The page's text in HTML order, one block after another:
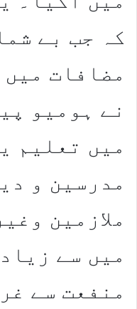
کہ جب بے
مضافات
نے ہومیو
میں تعلیم
مدرسین و
ملازمین
میں سے
منفعت سے